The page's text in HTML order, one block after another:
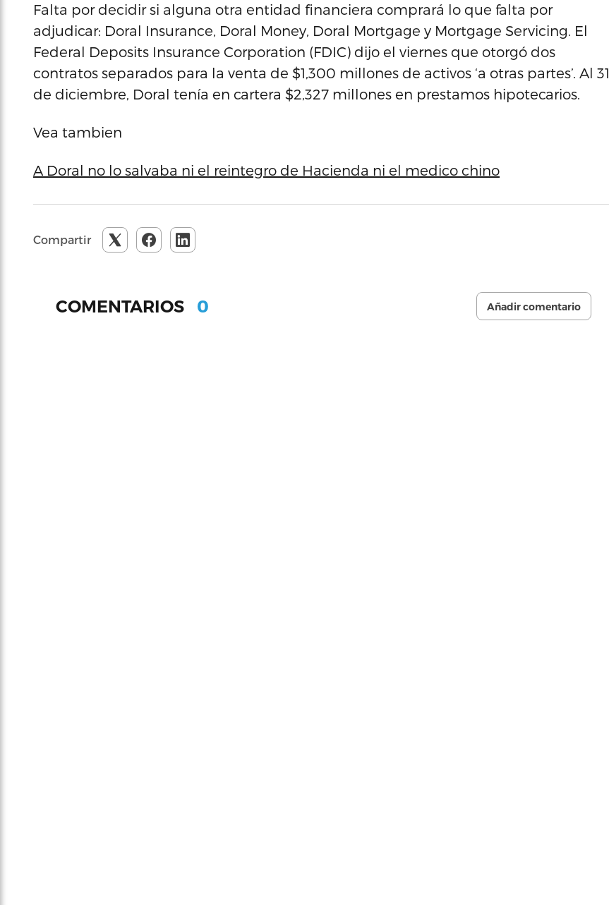
Falta por decidir si alguna otra entidad financiera comprará lo que falta por
adjudicar: Doral Insurance, Doral Money, Doral Mortgage y Mortgage Servicing. El
Federal Deposits Insurance Corporation (FDIC) dijo el viernes que otorgó dos
contratos separados para la venta de $1,300 millones de activos ‘a otras partes’. Al 31
de diciembre, Doral tenía en cartera $2,327 millones en prestamos hipotecarios.
Vea tambien
A Doral no lo salvaba ni el reintegro de Hacienda ni el medico chino
Compartir
COMENTARIOS 0 Añadir comentario